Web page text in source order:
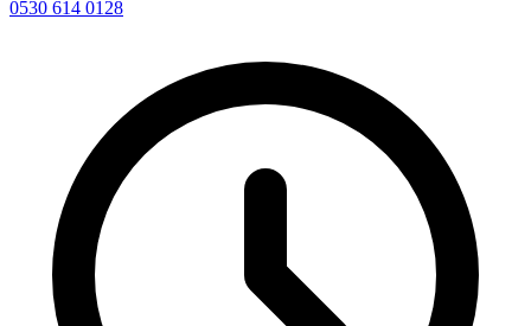
0530 614 0128